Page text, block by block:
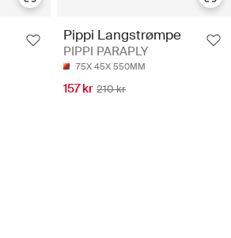
Pippi Langstrømpe
PIPPI PARAPLY
75X 45X 550MM
157 kr 210 kr